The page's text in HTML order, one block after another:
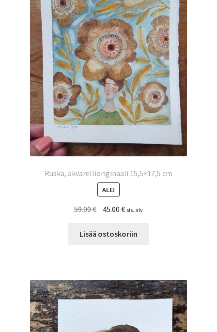
Ruska, akvarellioriginaali 15,5×17,5 cm
ALE!
59.00€
Alkuperäinen
oli:
45.00 €Nykyinen
on:
sis. alv
Lisää ostoskoriin